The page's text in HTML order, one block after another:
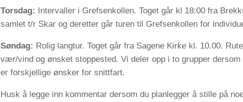
Torsdag: Intervaller i Grefsenkollen. Toget går kl 18:00 fra
samlet t/r Skar og deretter går turen til Grefsenkollen for
Søndag: Rolig langtur. Toget går fra Sagene Kirke kl. 10.00.
vær/vind og ønsket stoppested. Vi deler opp i to grupper dersom
er forskjellige ønsker for snittfart.
Husk å legge inn kommentar dersom du planlegger å stille på